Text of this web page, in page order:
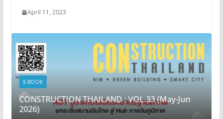
April 11, 2023
E-BOOK
CONSTRUCTION THAILAND : VOL.33 (May-Jun
2026)